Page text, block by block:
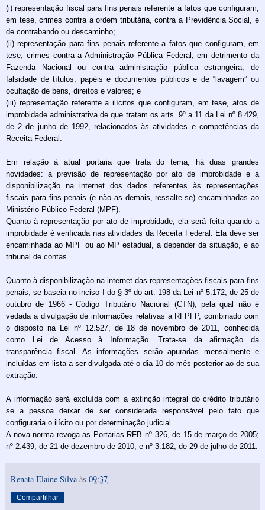
(i) representação fiscal para fins penais referente a fatos que configuram,
em tese, crimes contra a ordem tributária, contra a Previdência Social, e
de contrabando ou descaminho;
(ii) representação para fins penais referente a fatos que configuram, em
tese, crimes contra a Administração Pública Federal, em detrimento da
Fazenda Nacional ou contra administração pública estrangeira, de
falsidade de títulos, papéis e documentos públicos e de “lavagem” ou
ocultação de bens, direitos e valores; e
(iii) representação referente a ilícitos que configuram, em tese, atos de
improbidade administrativa de que tratam os arts. 9º a 11 da Lei nº 8.429,
de 2 de junho de 1992, relacionados às atividades e competências da
Receita Federal.
Em relação à atual portaria que trata do tema, há duas grandes
novidades: a previsão de representação por ato de improbidade e a
disponibilização na internet dos dados referentes às representações
fiscais para fins penais (e não as demais, ressalte-se) encaminhadas ao
Ministério Público Federal (MPF).
Quanto à representação por ato de improbidade, ela será feita quando a
improbidade é verificada nas atividades da Receita Federal. Ela deve ser
encaminhada ao MPF ou ao MP estadual, a depender da situação, e ao
tribunal de contas.
Quanto à disponibilização na internet das representações fiscais para fins
penais, se baseia no inciso I do § 3º do art. 198 da Lei nº 5.172, de 25 de
outubro de 1966 - Código Tributário Nacional (CTN), pela qual não é
vedada a divulgação de informações relativas a RFPFP, combinado com
o disposto na Lei nº 12.527, de 18 de novembro de 2011, conhecida
como Lei de Acesso à Informação. Trata-se da afirmação da
transparência fiscal. As informações serão apuradas mensalmente e
incluídas em lista a ser divulgada até o dia 10 do mês posterior ao de sua
extração.
A informação será excluída com a extinção integral do crédito tributário
se a pessoa deixar de ser considerada responsável pelo fato que
configuraria o ilícito ou por determinação judicial.
A nova norma revoga as Portarias RFB nº 326, de 15 de março de 2005;
nº 2.439, de 21 de dezembro de 2010; e nº 3.182, de 29 de julho de 2011.
Renata Elaine Silva às 09:37
Compartilhar